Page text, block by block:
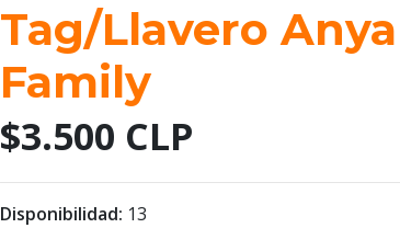
Tag/Llavero
Family
$3.500 CLP
Disponibilidad: 13